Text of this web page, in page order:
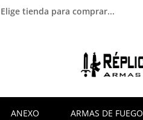
Elige tienda para comprar...
ANEXO ARMAS DE FUEGO